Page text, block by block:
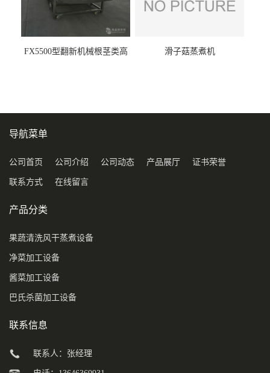
FX5500型翻新机械根茎类高
滑子菇蒸煮机
导航菜单
公司首页 公司介绍 公司动态 产品展厅 证书荣誉
联系方式 在线留言
产品分类
果蔬清洗风干蒸煮设备
净菜加工设备
酱菜加工设备
巴氏杀菌加工设备
联系信息
联系人：张经理